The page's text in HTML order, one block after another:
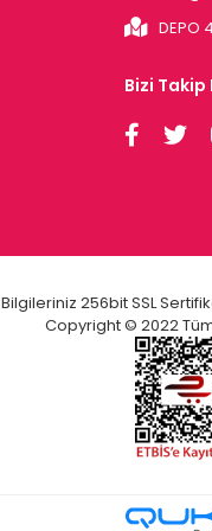
DEPO
Bizi Takip
Bilgileriniz 256bit SSL
Copyright © 2022 Tüm